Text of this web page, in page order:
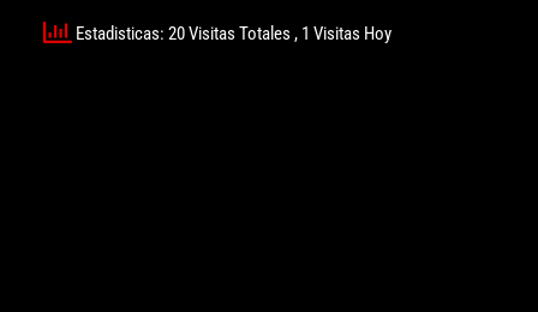
Estadisticas: 20 Visitas Totales, 1 Visitas Hoy